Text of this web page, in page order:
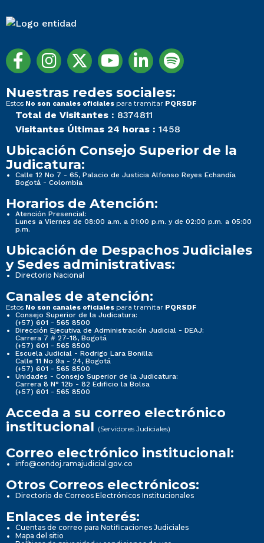
Nuestras redes sociales:
Estos No son canales oficiales para tramitar PQRSDF
Total de Visitantes : 8374811
Visitantes Últimas 24 horas : 1458
Ubicación Consejo Superior de la
Judicatura:
Calle 12 No 7 - 65, Palacio de Justicia Alfonso Reyes Echandía
Bogotá - Colombia
Horarios de Atención:
Atención Presencial:
Lunes a Viernes de 08:00 a.m. a 01:00 p.m. y de 02:00 p.m. a 05:00
p.m.
Ubicación de Despachos Judiciales
y Sedes administrativas:
Directorio Nacional
Canales de atención:
Estos No son canales oficiales para tramitar PQRSDF
Consejo Superior de la Judicatura:
(+57) 601 - 565 8500
Dirección Ejecutiva de Administración Judicial - DEAJ:
Carrera 7 # 27-18, Bogotá
(+57) 601 - 565 8500
Escuela Judicial - Rodrigo Lara Bonilla:
Calle 11 No 9a - 24, Bogotá
(+57) 601 - 565 8500
Unidades - Consejo Superior de la Judicatura:
Carrera 8 N° 12b - 82 Edificio la Bolsa
(+57) 601 - 565 8500
Acceda a su correo electrónico
institucional (Servidores Judiciales)
Correo electrónico institucional:
info@cendoj.ramajudicial.gov.co
Otros Correos electrónicos:
Directorio de Correos Electrónicos Institucionales
Enlaces de interés:
Cuentas de correo para Notificaciones Judiciales
Mapa del sitio